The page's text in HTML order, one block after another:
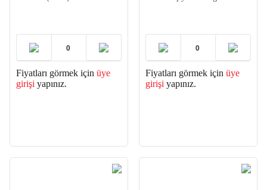
Fiyatları görmek için üye
girişi yapınız.
Fiyatları görmek için üye
girişi yapınız.